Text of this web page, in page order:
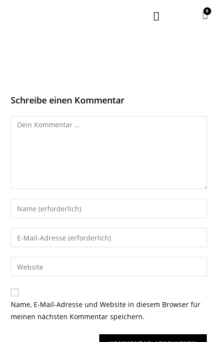
0
Schreibe einen Kommentar
Name, E-Mail-Adresse und Website in diesem Browser für
meinen nächsten Kommentar speichern.